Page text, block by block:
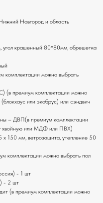
Новгород и область
крашенный 80*80мм, обрешетка
комплектации можно выбрать
(в премиум комплектации можно
или экобрус) или сэндвич
– ДВП(в премиум комплектации
хвойную или МДФ или ПВХ)
х 150 мм, ветрозащита, утепление 50
комплектации можно выбрать пол
- 1 шт
- 2 шт
(в премиум комплектации можно